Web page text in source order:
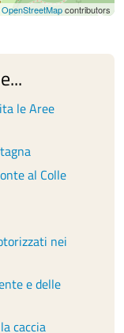
OpenStreetMapcontributors
le Aree
al Colle
nei
e delle
caccia